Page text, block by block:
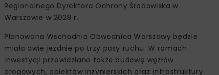
Regionalnego Dyrektora Ochrony Środowiska w
Warszawie w 2028 r.
Planowana Wschodnia Obwodnica Warszawy będzie
miała dwie jezdnie po trzy pasy ruchu. W ramach
inwestycji przewidziano także budowę węzłów
drogowych, obiektów inżynierskich oraz infrastruktury